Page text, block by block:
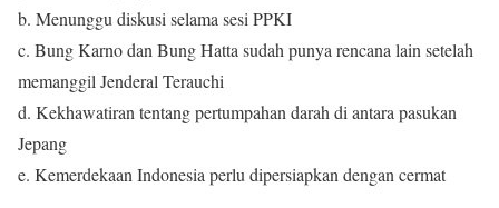
b. Menunggu diskusi selama sesi PPKI
c. Bung Karno dan Bung Hatta sudah punya rencana lain setelah
memanggil Jenderal Terauchi
d. Kekhawatiran tentang pertumpahan darah di antara pasukan
Jepang
e. Kemerdekaan Indonesia perlu dipersiapkan dengan cermat